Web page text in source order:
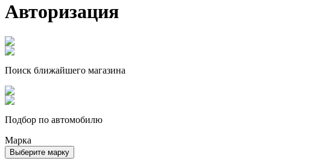
Авторизация
Поиск ближайшего магазина
Подбор по автомобилю
Марка
Выберите марку